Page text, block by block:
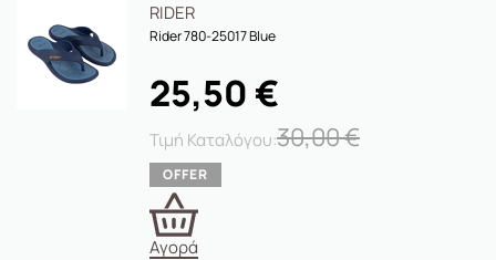
RIDER
Rider 780-25017 Blue
30,00€
25,50 €
Αγορά